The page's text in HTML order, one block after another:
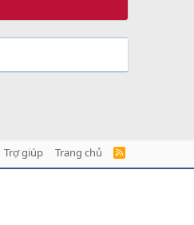
Trợ giúp Trang chủ
R